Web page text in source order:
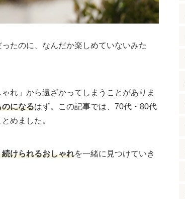
たのに、なんだか楽しめていないみた
れ」から遠ざかってしまうことがありま
のになるはず。この記事では、70代・80代
めました。
続けられるおしゃれを一緒に見つけていき